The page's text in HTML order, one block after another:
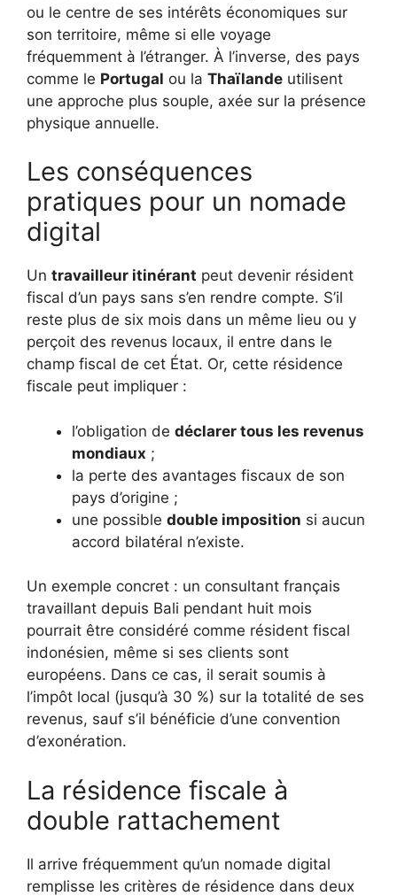
ou le centre de ses intérêts économiques sur
son territoire, même si elle voyage
fréquemment à l’étranger. À l’inverse, des pays
comme le Portugal ou la Thaïlande utilisent
une approche plus souple, axée sur la présence
physique annuelle.
Les conséquences
pratiques pour un nomade
digital
Un travailleur itinérant peut devenir résident
fiscal d’un pays sans s’en rendre compte. S’il
reste plus de six mois dans un même lieu ou y
perçoit des revenus locaux, il entre dans le
champ fiscal de cet État. Or, cette résidence
fiscale peut impliquer :
l’obligation de déclarer tous les revenus
mondiaux ;
la perte des avantages fiscaux de son
pays d’origine ;
une possible double imposition si aucun
accord bilatéral n’existe.
Un exemple concret : un consultant français
travaillant depuis Bali pendant huit mois
pourrait être considéré comme résident fiscal
indonésien, même si ses clients sont
européens. Dans ce cas, il serait soumis à
l’impôt local (jusqu’à 30 %) sur la totalité de ses
revenus, sauf s’il bénéficie d’une convention
d’exonération.
La résidence fiscale à
double rattachement
Il arrive fréquemment qu’un nomade digital
remplisse les critères de résidence dans deux